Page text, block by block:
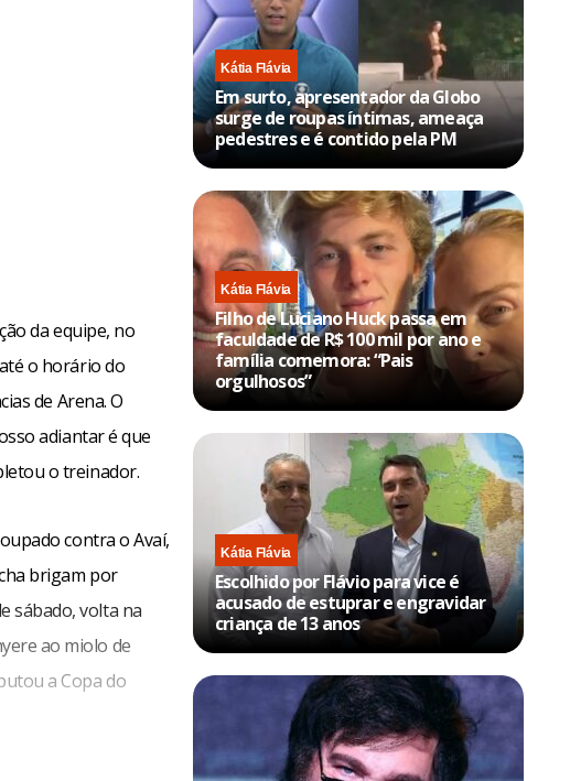
da equipe, no
o horário do
de Arena. O
adiantar é que
o treinador.
contra o Avaí,
brigam por
sábado, volta na
ao miolo de
a Copa do
Kátia Flávia
Em surto, apresentador da Globo
surge de roupas íntimas, ameaça
pedestres e é contido pela PM
Kátia Flávia
Filho de Luciano Huck passa em
faculdade de R$ 100 mil por ano e
família comemora: “Pais
orgulhosos”
Kátia Flávia
Escolhido por Flávio para vice é
acusado de estuprar e engravidar
criança de 13 anos